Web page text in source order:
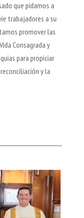
que pidamos a
trabajadores a su
promover las
Consagrada y
para propiciar
y la